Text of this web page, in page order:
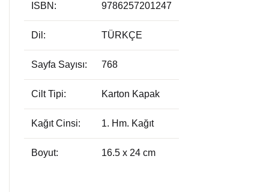
ISBN: 9786257201247
Dil: TÜRKÇE
Sayfa Sayısı: 768
Cilt Tipi: Karton Kapak
Kağıt Cinsi: 1. Hm. Kağıt
Boyut: 16.5 x 24 cm